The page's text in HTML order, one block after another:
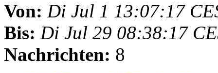
Von: Di Jul 1 13:07:17
Bis: Di Jul 29 08:38:17
Nachrichten: 8